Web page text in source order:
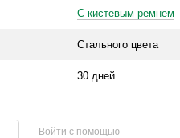
С кистевым ремнем
Стального цвета
30 дней
Войти с помощью